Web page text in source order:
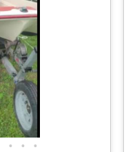
• • •